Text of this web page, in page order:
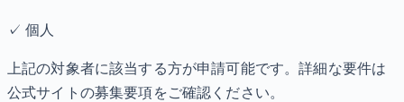
✓個人
上記の対象者に該当する方が申請可能です。詳細な要件は
公式サイトの募集要項をご確認ください。